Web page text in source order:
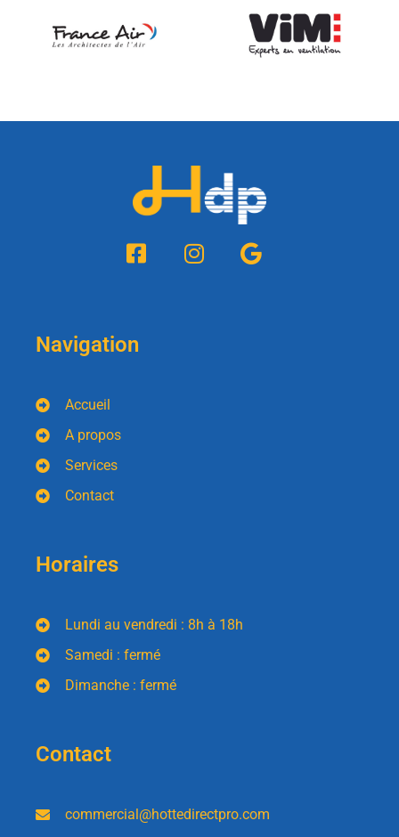
Navigation
Accueil
A propos
Services
Contact
Horaires
Lundi au vendredi : 8h à 18h
Samedi : fermé
Dimanche : fermé
Contact
commercial@hottedirectpro.com